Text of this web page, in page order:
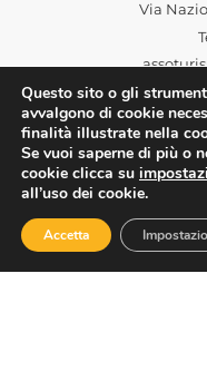
Via
Per
Questo sito o gli
avvalgono di cookie
finalità illustrate nella
Se vuoi saperne di più o
cookie clicca su
all’uso dei cookie.
Accetta